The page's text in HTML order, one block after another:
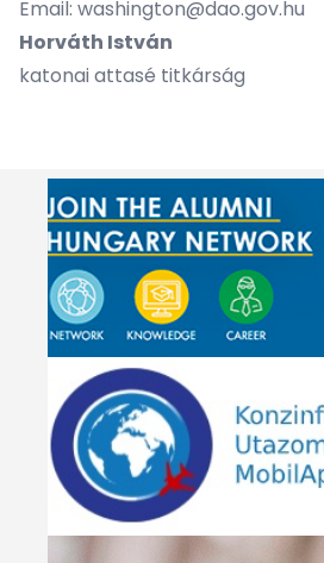
Email: washington@dao.gov.hu
Horváth István
katonai attasé titkárság